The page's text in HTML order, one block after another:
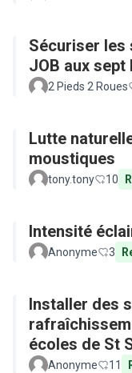
Sécuriser les
JOB aux sept
2 Pieds 2 Roues
Lutte
moustiques
tony.tony 10
Intensité
Anonyme 3
Installer des
écoles de St
Anonyme 11